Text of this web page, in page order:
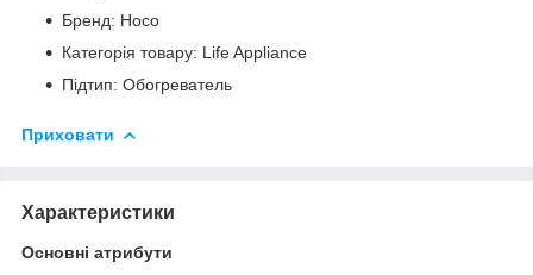
Бренд: Hoco
Категорія товару: Life Appliance
Підтип: Обогреватель
Приховати
Характеристики
Основні атрибути